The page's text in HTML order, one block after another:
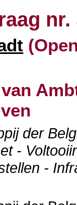
nr.
der
-
-